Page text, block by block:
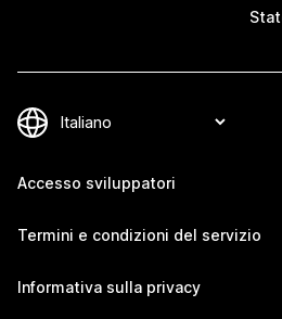
Accesso sviluppatori
Termini e condizioni del servizio
Informativa sulla privacy